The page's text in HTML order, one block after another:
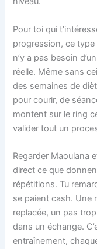
Pour toi qui
progression, ce type
n’y a pas besoin
réelle. Même sans
des semaines de
pour courir, de
montent sur le ring
valider tout un
Regarder Maoulana
direct ce que
répétitions. Tu
se paient cash. Une
replacée, un pas
dans un échange.
entraînement,